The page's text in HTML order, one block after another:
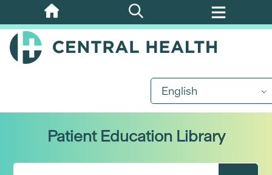
Skip
to
main
English
Patient Education Library